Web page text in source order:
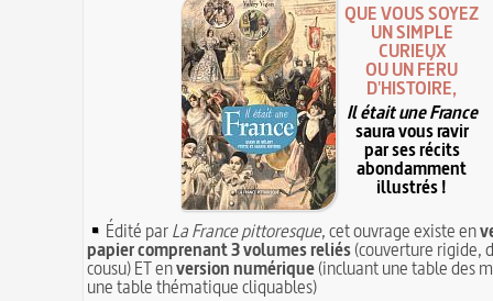
QUE VOUS SOYEZ
UN SIMPLE
CURIEUX
OU UN FÉRU
D'HISTOIRE,
Il était une France
saura vous ravir
par ses récits
abondamment
illustrés !
Édité parLa France pittoresque, cet ouvrage existe en
papier comprenant 3 volumes reliés(couverture rigide,
cousu) ET enversion numérique(incluant une table des
une table thématique cliquables)